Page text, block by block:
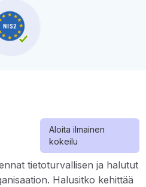
Aloita ilmainen
kokeilu
tietoturvallisen ja halutut
Halusitko kehittää